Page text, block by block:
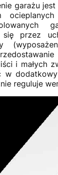
garażu
przez
i małych
w
reguluje